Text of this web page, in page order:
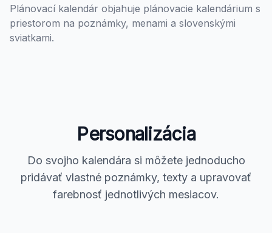
Plánovací kalendár objahuje plánovacie kalendárium s
priestorom na poznámky, menami a slovenskými
sviatkami.
Personalizácia
Do svojho kalendára si môžete jednoducho
pridávať vlastné poznámky, texty a upravovať
farebnosť jednotlivých mesiacov.